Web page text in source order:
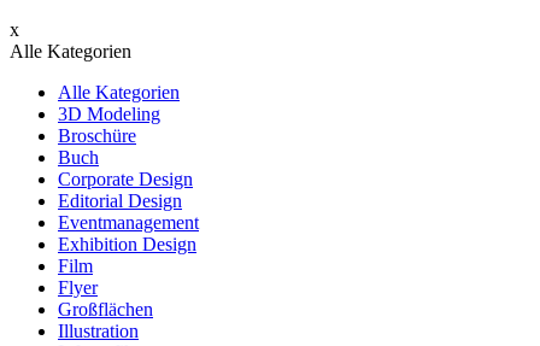
x
Alle Kategorien
Alle Kategorien
3D Modeling
Broschüre
Buch
Corporate Design
Editorial Design
Eventmanagement
Exhibition Design
Film
Flyer
Großflächen
Illustration